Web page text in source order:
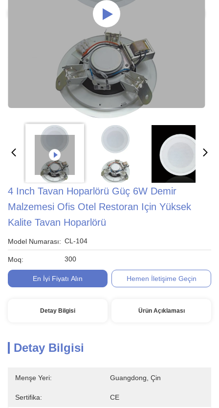
4 Inch Tavan Hoparlörü Güç 6W Demir
Malzemesi Ofis Otel Restoran Için Yüksek
Kalite Tavan Hoparlörü
Model Numarası: CL-104
Moq: 300
En İyi Fiyatı Alın Hemen İletişime Geçin
Detay Bilgisi Ürün Açıklaması
Detay Bilgisi
Menşe Yeri: Guangdong, Çin
Sertifika: CE